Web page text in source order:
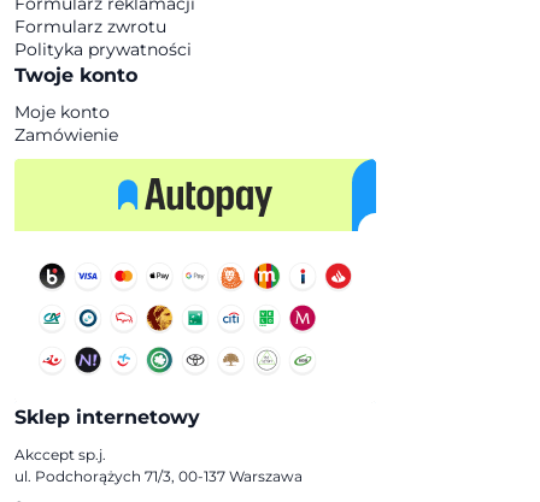
Formularz zwrotu
Polityka prywatności
Twoje konto
Moje konto
Zamówienie
Sklep internetowy
Akccept sp.j.
ul. Podchorążych 71/3, 00-137 Warszawa